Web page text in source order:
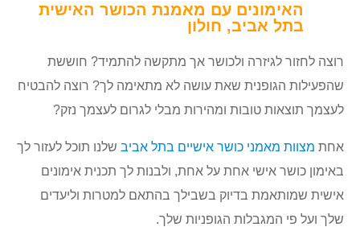
האימונים עם מאמנת הכושר האישית
בתל אביב, חולון
רוצה לחזור לגיזרה ולכושר אך מתקשה להתמיד? חוששת
שהפעילות הגופנית שאת עושה לא מתאימה לך? רוצה להבטיח
לעצמך תוצאות טובות ומהירות מבלי לגרום לעצמך נזק?
אחת מצוות מאמני כושר אישיים בתל אביב שלנו תוכל לעזור לך
באימון כושר אישי אחת על אחת, ולבנות לך תכנית אימונים
אישית שמותאמת בדיוק בשבילך בהתאם למטרות וליעדים
שלך ועל פי המגבלות הגופניות שלך.